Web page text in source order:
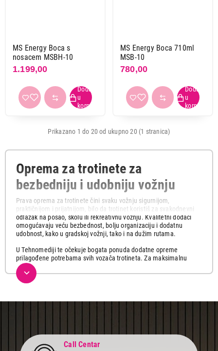
MS Energy Boca s
nosacem MSBH-10
1.199,00
MS Energy Boca 710ml
MSB-10
780,00
Prikazano 1 do 20 od ukupno 20 (1 stranica)
Oprema za trotinete za
bezbedniju i udobniju vožnju
Prava oprema za trotinete čini svaku vožnju sigurnijom,
praktičnijom i prijatnijom, bilo da trotinet koristiš za svakodnevni
odlazak na posao, školu ili rekreativnu vožnju. Kvalitetni dodaci
omogućavaju veću bezbednost, bolju organizaciju i dodatnu
udobnost, kako u gradskoj vožnji, tako i na dužim rutama.
U Tehnomediji te očekuje bogata ponuda dodatne opreme
prilagođene potrebama svih vozača trotineta. Za maksimalnu
zaštitu tokom vožnje izdvajamo kacige za trotinete, koje pružaju
sigurnost i udobnost bez obzira na uzrast ili iskustvo vozača. Za
lakšu hidrataciju tokom vožnje dostupne su praktične boce za vodu
Pored toga, dostupna je i ostala oprema za trotinete, koja
doprinosi većoj funkcionalnosti, udobnosti i dugotrajnosti tvog
Call Centar